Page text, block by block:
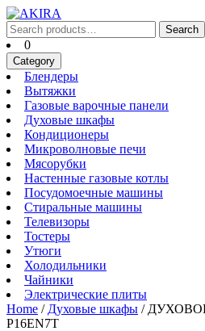
Skip
to
content
Skip
to
content
Search
for:
Search
Cart0
Category
БлендерыБлендеры
Вытяжки
Газовые варочные панели
Духовые шкафыДуховые
КондиционерыКондиционеры
Микроволновые печи
Мясорубки
Настенные газовые котлы
Посудомоечные машины
Стиральные машиныСтиральные
ТелевизорыТелевизоры
ТостерыТостеры
Утюги
Холодильники
Чайники
Электрические плиты
плиты
Home / Духовые шкафы /
P16EN7T